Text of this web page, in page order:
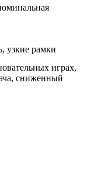
узкие рамки
играх,
сниженный